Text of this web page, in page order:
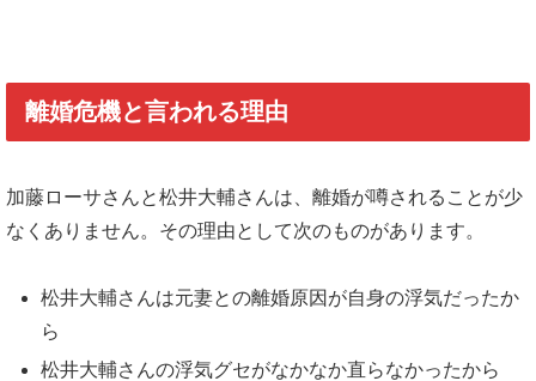
離婚危機と言われる理由
加藤ローサさんと松井大輔さんは、離婚が噂されることが少
なくありません。その理由として次のものがあります。
松井大輔さんは元妻との離婚原因が自身の浮気だったか
ら
松井大輔さんの浮気グセがなかなか直らなかったから